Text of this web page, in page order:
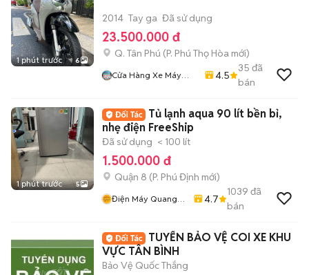
1 phút trước 6
2014 Tay ga Đã sử dụng
23.500.000 đ
Q. Tân Phú (P. Phú Thọ Hòa mới)
Cửa Hàng Xe Máy
4.5
35 đã
bán
1 phút trước 5
Tủ lạnh aqua 90 lít bền bỉ,
nhẹ điện FreeShip
Đã sử dụng < 100 lít
1.500.000 đ
Quận 8 (P. Phú Định mới)
Điện Máy Quang
4.7
1039 đã
bán
TUYỂN BẢO VỆ COI XE KHU
VỰC TÂN BÌNH
Bảo Vệ Quốc Thắng